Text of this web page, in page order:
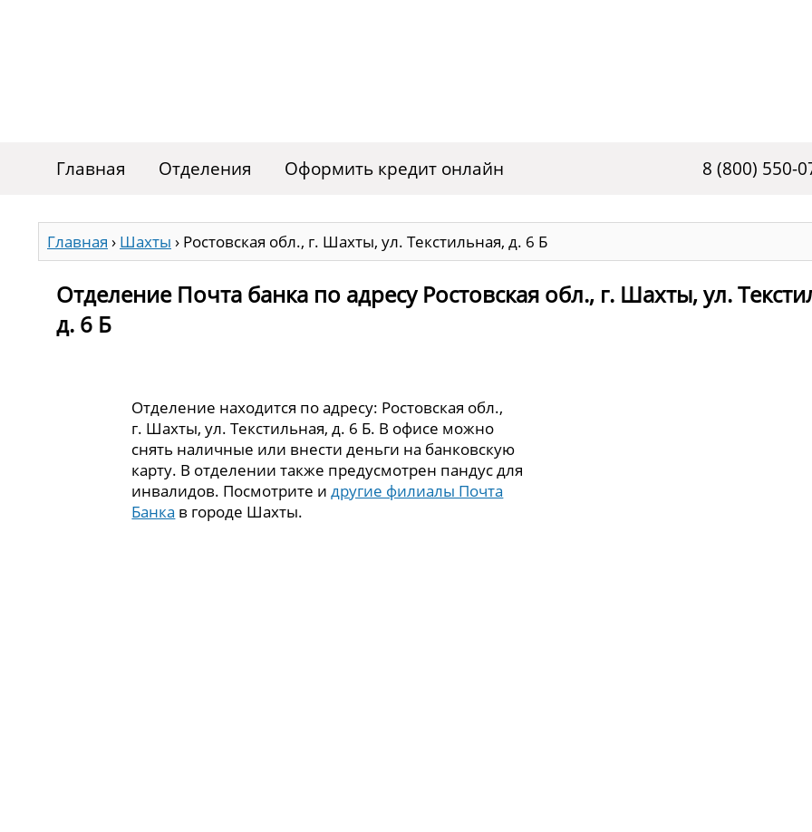
Главная Отделения Оформить кредит онлайн 8 (800) 550-
Главная › Шахты › Ростовская обл., г. Шахты, ул. Текстильная, д. 6 Б
Отделение Почта банка по адресу Ростовская обл., г. Шахты, ул.
д. 6 Б
Отделение находится по адресу: Ростовская обл.,
г. Шахты, ул. Текстильная, д. 6 Б. В офисе можно
снять наличные или внести деньги на банковскую
карту. В отделении также предусмотрен пандус для
инвалидов. Посмотрите идругие филиалы Почта
Банка в городе Шахты.